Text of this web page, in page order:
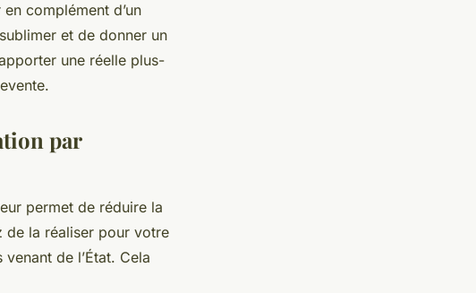
complément d’un
et de donner un
une réelle plus-
par
permet de réduire la
de la réaliser pour votre
de l’État. Cela